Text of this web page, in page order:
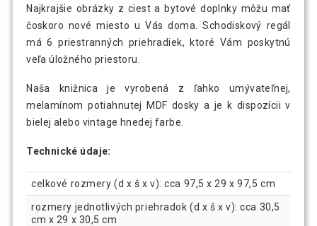
Najkrajšie obrázky z ciest a bytové doplnky môžu mať
čoskoro nové miesto u Vás doma. Schodiskový regál
má 6 priestranných priehradiek, ktoré Vám poskytnú
veľa úložného priestoru.
Naša knižnica je vyrobená z ľahko umývateľnej,
melamínom potiahnutej MDF dosky a je k dispozícii v
bielej alebo vintage hnedej farbe.
Technické údaje:
celkové rozmery (d x š x v): cca 97,5 x 29 x 97,5 cm
rozmery jednotlivých priehradok (d x š x v): cca 30,5
cm x 29 x 30,5 cm